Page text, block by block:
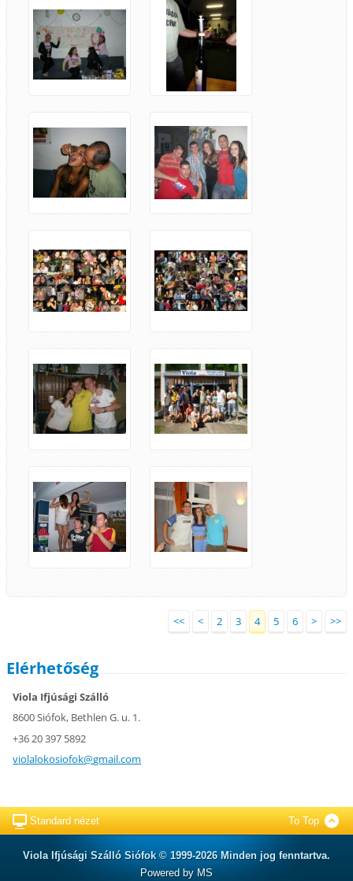
<< < 2 3 4 5 6 > >>
Elérhetőség
Viola Ifjúsági Szálló
8600 Siófok, Bethlen G. u. 1.
+36 20 397 5892
violalokosiofok@gmail.com
Standard nézet To Top
Viola Ifjúsági Szálló Siófok © 1999-2026 Minden jog fenntartva.
Powered by MS